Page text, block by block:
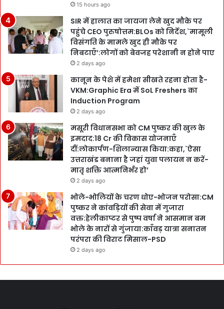
15 hours ago
SIR में हालात का जायजा लेने खुद मौके पर
पहुंचे CEO पुरुषोत्तम:BLOs को निर्देश,`मामूली
विसंगति के मामले खुद ही मौके पर
निबटाएँ’:लोगों को बेवजह परेशानी न होने पाए
2 days ago
कानून के पेशे में हमेशा सीखते रहना होता है-
VKM:Graphic Era में SoL Freshers का
Induction Program
2 days ago
मसूरी विधानसभा को CM पुष्कर की खुल के
इमदाद:18 Cr की विकास योजनाएँ
दीं:लोकार्पण-शिलान्यास किया:कहा,`ऐसा
उत्तराखंड बनाना है जहां युवा पलायन न करें-
मातृ शक्ति आत्मनिर्भर हो’
2 days ago
भोले-भोलियों के चरण धोए-भोजन परोसा:CM
पुष्कर ने कांवड़ियों की सेवा में गुजारा
वक्त:हेलीकाप्टर से पुष्प वर्षा ने आसमान बम
भोले के नारों से गुंजाया:काँवड़ यात्रा सनातन
परंपरा की विराट मिसाल-PSD
2 days ago